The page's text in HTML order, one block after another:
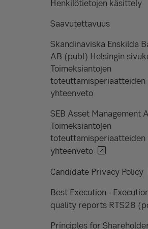
Henkilötietojen käsittely
Saavutettavuus
Skandinaviska Enskilda
AB (publ) Helsingin
Toimeksiantojen
toteuttamisperiaatteiden
yhteenveto
SEB Asset Management
Toimeksiantojen
toteuttamisperiaatteiden
yhteenveto
Candidate Privacy Policy
Best Execution -
quality reports RTS28
Principles for